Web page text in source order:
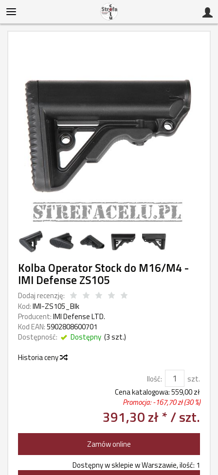
Kolba Operator Stock do M16/M4 -
IMI Defense ZS105
Dodaj recenzję:
Kod:IMI-ZS105_Blk
Producent:IMI Defense LTD.
Kod EAN:5902808600701
Dostępność:
Dostępny (3szt.)
Historia ceny
Ilość:
szt.
Cena katalogowa:559,00 zł
Promocja: -167,70 zł(30 %)
391,30 zł */ szt.
Zamów online
Dostępny w sklepie w Warszawie, ilość: 1